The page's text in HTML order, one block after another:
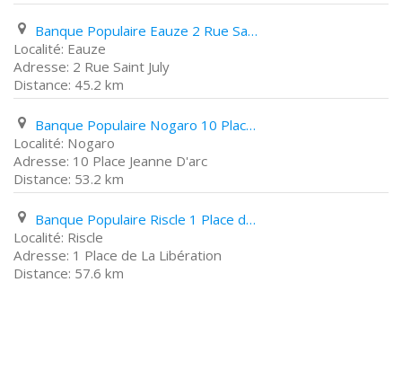
Banque Populaire Eauze 2 Rue Saint July
Eauze
2 Rue Saint July
45.2 km
Banque Populaire Nogaro 10 Place Jeanne D'arc
Nogaro
10 Place Jeanne D'arc
53.2 km
Banque Populaire Riscle 1 Place de La Libération
Riscle
1 Place de La Libération
57.6 km